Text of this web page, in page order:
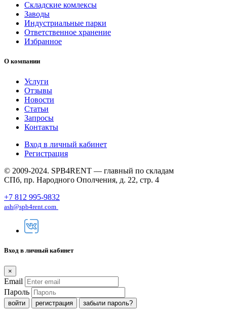
Складские комлексы
Заводы
Индустриальные парки
Ответственное хранение
Избранное
О компании
Услуги
Отзывы
Новости
Статьи
Запросы
Контакты
Вход в личный кабинет
Регистрация
© 2009-2024. SPB4RENT — главный по складам
СПб, пр. Народного Ополчения, д. 22, стр. 4
+7 812 995-9832
ash@spb4rent.com
Вход в личный кабинет
×
Email
Пароль
регистрация забыли пароль?